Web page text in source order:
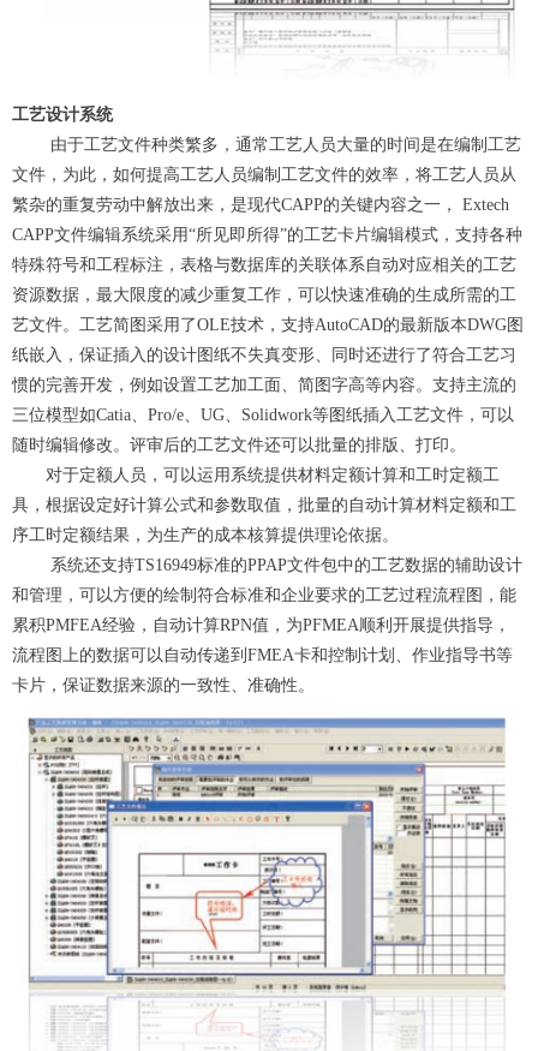
工艺设计系统
由于工艺文件种类繁多，通常工艺人员大量的时间是在编制工艺
文件，为此，如何提高工艺人员编制工艺文件的效率，将工艺人员从
繁杂的重复劳动中解放出来，是现代CAPP的关键内容之一， Extech
CAPP文件编辑系统采用“所见即所得”的工艺卡片编辑模式，支持各种
特殊符号和工程标注，表格与数据库的关联体系自动对应相关的工艺
资源数据，最大限度的减少重复工作，可以快速准确的生成所需的工
艺文件。工艺简图采用了OLE技术，支持AutoCAD的最新版本DWG图
纸嵌入，保证插入的设计图纸不失真变形、同时还进行了符合工艺习
惯的完善开发，例如设置工艺加工面、简图字高等内容。支持主流的
三位模型如Catia、Pro/e、UG、Solidwork等图纸插入工艺文件，可以
随时编辑修改。评审后的工艺文件还可以批量的排版、打印。
对于定额人员，可以运用系统提供材料定额计算和工时定额工
具，根据设定好计算公式和参数取值，批量的自动计算材料定额和工
序工时定额结果，为生产的成本核算提供理论依据。
系统还支持TS16949标准的PPAP文件包中的工艺数据的辅助设计
和管理，可以方便的绘制符合标准和企业要求的工艺过程流程图，能
累积PMFEA经验，自动计算RPN值，为PFMEA顺利开展提供指导，
流程图上的数据可以自动传递到FMEA卡和控制计划、作业指导书等
卡片，保证数据来源的一致性、准确性。